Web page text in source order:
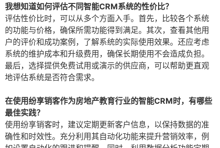
我想知道如何评估不同智能CRM系统的性价比？
评估性价比时，可以从多个方面入手。首先，比较各个系统
的功能与价格，确保所需功能得到满足。其次，查看其他用
户的评价和成功案例，了解系统的实际使用效果。还应考虑
系统的维护成本和升级费用，确保长期使用不会造成负担。
最后，选择提供免费试用或演示的供应商，可以帮助更直观
地评估系统是否符合需求。
在使用纷享销客作为房地产教育行业的智能CRM时，有哪些
最佳实践？
使用纷享销客时，建议定期更新客户信息，以保持数据的准
确性和时效性。充分利用其自动化功能来提升营销效率，例